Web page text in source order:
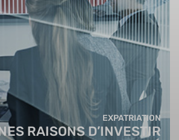
EXPATRIATION
RAISONS D’INVESTIR